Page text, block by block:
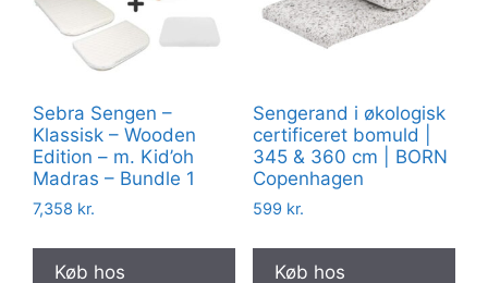
Sebra Sengen –
Klassisk – Wooden
Edition – m. Kid’oh
Madras – Bundle 1
7,358 kr.
Køb hos
Sengerand i økologisk
certificeret bomuld |
345 & 360 cm | BORN
Copenhagen
599 kr.
Køb hos